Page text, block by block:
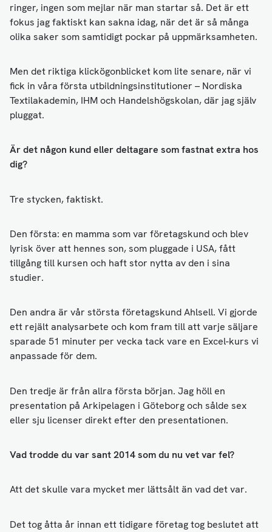
ringer, ingen som mejlar när man startar så. Det är ett
fokus jag faktiskt kan sakna idag, när det är så många
olika saker som samtidigt pockar på uppmärksamheten.
Men det riktiga klickögonblicket kom lite senare, när vi
fick in våra första utbildningsinstitutioner – Nordiska
Textilakademin, IHM och Handelshögskolan, där jag själv
pluggat.
Är det någon kund eller deltagare som fastnat extra hos
dig?
Tre stycken, faktiskt.
Den första: en mamma som var företagskund och blev
lyrisk över att hennes son, som pluggade i USA, fått
tillgång till kursen och haft stor nytta av den i sina
studier.
Den andra är vår största företagskund Ahlsell. Vi gjorde
ett rejält analysarbete och kom fram till att varje säljare
sparade 51 minuter per vecka tack vare en Excel-kurs vi
anpassade för dem.
Den tredje är från allra första början. Jag höll en
presentation på Arkipelagen i Göteborg och sålde sex
eller sju licenser direkt efter den presentationen.
Vad trodde du var sant 2014 som du nu vet var fel?
Att det skulle vara mycket mer lättsålt än vad det var.
Det tog åtta år innan ett tidigare företag tog beslutet att